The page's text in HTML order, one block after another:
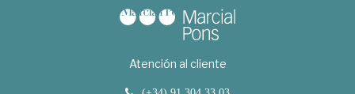
Atención al cliente